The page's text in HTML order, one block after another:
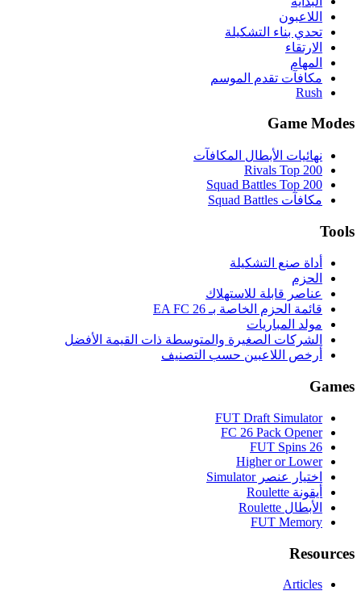
اللاعبون
تحدي بناء التشكيلة
الارتقاء
المهام
مكافآت تقدم الموسم
Rush
Game Modes
نهائيات الأبطال المكافآت
Rivals Top 200
Squad Battles Top 200
مكافآت Squad Battles
Tools
أداة صنع التشكيلة
الحزم
عناصر قابلة للاستهلاك
قائمة الحزم الخاصة بـ EA FC 26
مولد المباريات
الشركات الصغيرة والمتوسطة ذات القيمة الأفضل
أرخص اللاعبين حسب التصنيف
Games
FUT Draft Simulator
FC 26 Pack Opener
FUT Spins 26
Higher or Lower
اختيار عنصر Simulator
أيقونة Roulette
الأبطال Roulette
FUT Memory
Resources
Articles